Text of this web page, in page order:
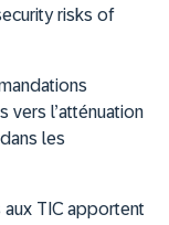
risks of
vers l’atténuation
les
TIC apportent